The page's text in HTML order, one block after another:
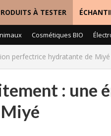
À TESTER
Cosmétiques BIO
perfectrice hydratante de Miyé
: une